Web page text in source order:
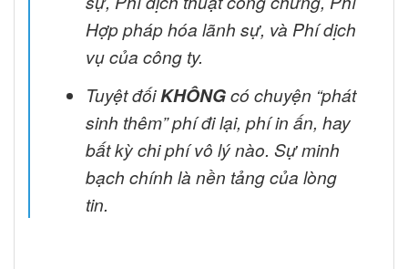
Hợp pháp hóa lãnh sự, và Phí dịch
vụ của công ty.
Tuyệt đốiKHÔNGcó chuyện “phát
sinh thêm” phí đi lại, phí in ấn, hay
bất kỳ chi phí vô lý nào. Sự minh
bạch chính là nền tảng của lòng
tin.